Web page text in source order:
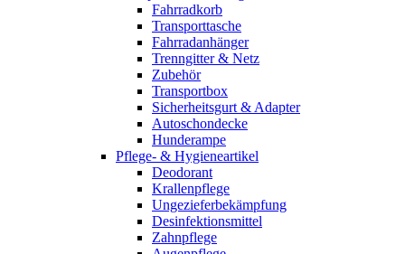
Fahrradkorb
Transporttasche
Fahrradanhänger
Trenngitter & Netz
Zubehör
Transportbox
Sicherheitsgurt & Adapter
Autoschondecke
Hunderampe
Pflege- & Hygieneartikel
Deodorant
Krallenpflege
Ungezieferbekämpfung
Desinfektionsmittel
Zahnpflege